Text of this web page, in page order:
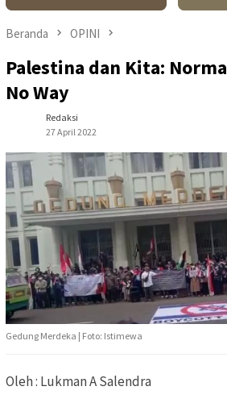
Beranda OPINI
Palestina dan Kita:
No Way
Redaksi
27 April 2022
Gedung Merdeka | Foto: Istimewa
Oleh : Lukman A Salendra